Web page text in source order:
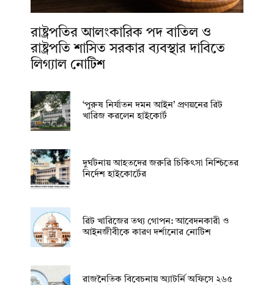
রাষ্ট্রপতির আলংকারিক পদ বাতিল ও
রাষ্ট্রপতি শাসিত সরকার ব্যবস্থার দাবিতে
লিগ্যাল নোটিশ
‘পুরুষ নির্যাতন দমন আইন’ প্রণয়নের রিট
খারিজ করলেন হাইকোর্ট
দুর্ঘটনায় আহতদের জরুরি চিকিৎসা নিশ্চিতের
নির্দেশ হাইকোর্টের
রিট খারিজের তথ্য গোপন: আবেদনকারী ও
আইনজীবীকে কারণ দর্শানোর নোটিশ
রাজনৈতিক বিবেচনায় অ‍্যাটর্নি অফিসে ২৬৫